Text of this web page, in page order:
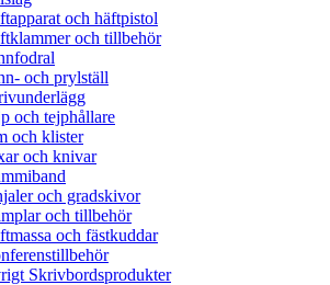
och häftpistol
och tillbehör
och prylställ
och tejphållare
och klister
och knivar
och gradskivor
och tillbehör
och fästkuddar
Skrivbordsprodukter